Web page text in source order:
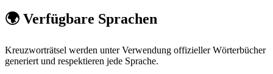
🌍 Verfügbare Sprachen
Kreuzworträtsel werden unter Verwendung offizieller Wörterbücher
generiert und respektieren jede Sprache.